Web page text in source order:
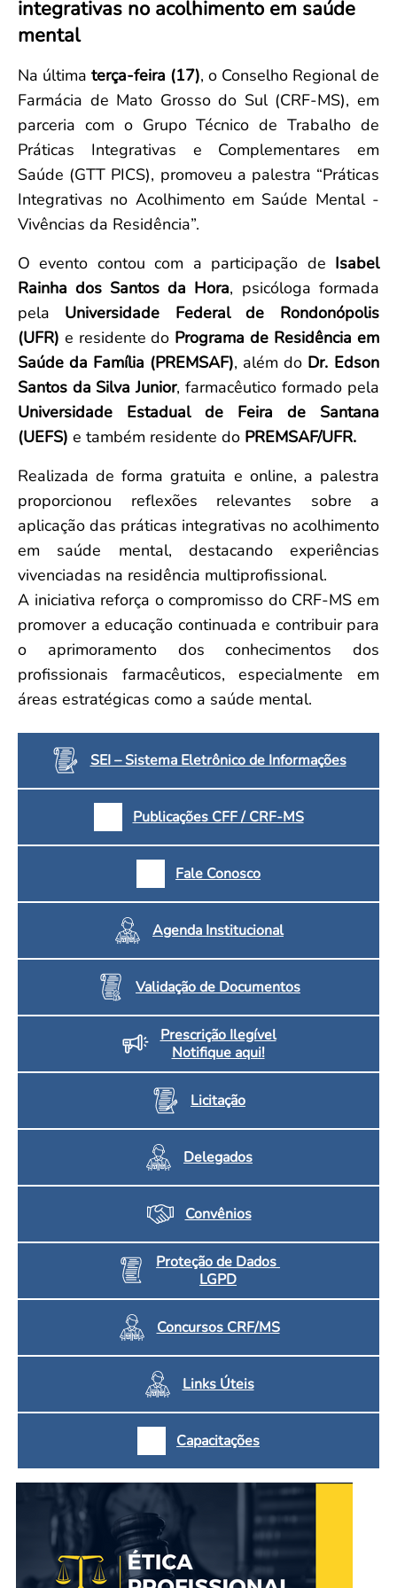
Convenção Coletiva 2025/2026 – Piso salarial Farmácias e Drogaria
Consulta de Farmacêuticos e Estabelecimentos Inscritos no CRF/MS
Saúde Pública e Indígena
Calendário Eleitoral
Candidatos
Votação
Dúvidas Frequentes
Eleições Anteriores
integrativas no acolhimento em saúde
mental
Na última terça-feira (17), o Conselho Regional de
Farmácia de Mato Grosso do Sul (CRF-MS), em
parceria com o Grupo Técnico de Trabalho de
Práticas Integrativas e Complementares em
Saúde (GTT PICS), promoveu a palestra “Práticas
Integrativas no Acolhimento em Saúde Mental -
Vivências da Residência”.
O evento contou com a participação de Isabel
Rainha dos Santos da Hora, psicóloga formada
pela Universidade Federal de Rondonópolis
(UFR) e residente do Programa de Residência em
Saúde da Família (PREMSAF), além do Dr. Edson
Santos da Silva Junior, farmacêutico formado pela
Universidade Estadual de Feira de Santana
(UEFS) e também residente do PREMSAF/UFR.
Realizada de forma gratuita e online, a palestra
proporcionou reflexões relevantes sobre a
aplicação das práticas integrativas no acolhimento
em saúde mental, destacando experiências
vivenciadas na residência multiprofissional.
A iniciativa reforça o compromisso do CRF-MS em
promover a educação continuada e contribuir para
o aprimoramento dos conhecimentos dos
profissionais farmacêuticos, especialmente em
áreas estratégicas como a saúde mental.
SEI – Sistema Eletrônico de Informações
Publicações CFF / CRF-MS
Fale Conosco
Agenda Institucional
Validação de Documentos
Prescrição Ilegível
Notifique aqui!
Licitação
Delegados
Convênios
Proteção de Dados
LGPD
Concursos CRF/MS
Links Úteis
Capacitações